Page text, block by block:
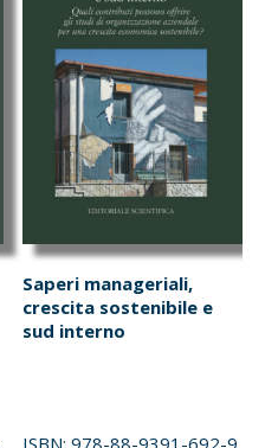
Saperi manageriali,
crescita sostenibile e
sud interno